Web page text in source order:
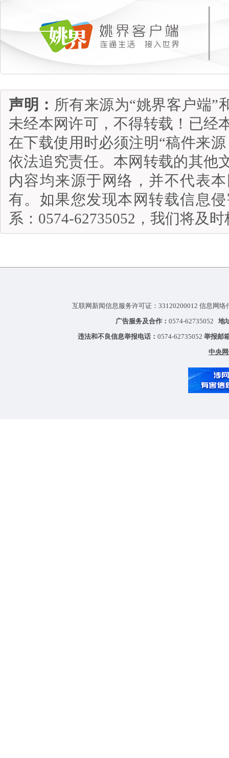
声明： 所有来源为“姚界客户端”
未经本网许可，不得转载！已经
在下载使用时必须注明“稿件来
依法追究责任。本网转载的其他
内容均来源于网络，并不代表
有。如果您发现本网转载信息
系：0574-62735052，我们将及
互联网新闻信息服务许可证：33120200012 信息网
广告服务及合作： 0574-62735052 地
违法和不良信息举报电话： 0574-62735052 举报邮
中央